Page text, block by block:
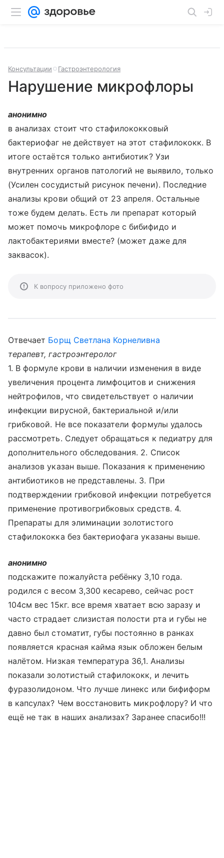
Консультации Гастроэнтерология
Нарушение микрофлоры
анонимно
в анализах стоит что стафилококковый
бактериофаг не действует на этот стафилококк. В
итоге остаётся только антибиотик? Узи
внутренних органов патологий не выявило, только
(Усилен сосудистый рисунок печени). Последние
анализы крови общий от 23 апреля. Остальные
тоже будем делать. Есть ли препарат который
может помочь микрофлоре с бибифидо и
лактобактериями вместе? (может даже для
заквасок).
К вопросу приложено фото
Отвечает Борщ Светлана Корнеливна
терапевт, гастроэнтеролог
1. В формуле крови в наличии изменения в виде
увеличения процента лимфоцитов и снижения
нейтрофилов, что свидетельствует о наличии
инфекции вирусной, бактериальной и/или
грибковой. Не все показатели формулы удалось
рассмотреть. Следует обращаться к педиатру для
дополнительного обследования. 2. Список
анализов указан выше. Показания к применению
антибиотиков не представлены. 3. При
подтверждении грибковой инфекции потребуется
применение противогрибковых средств. 4.
Препараты для элиминации золотистого
стафилококка без бактериофага указаны выше.
анонимно
подскажите пожалуйста ребёнку 3,10 года.
родился с весом 3,300 кесарево, сейчас рост
104см вес 15кг. все время хватает всю заразу и
часто страдает слизистая полости рта и губы не
давно был стоматит, губы постоянно в ранках
появляется красная кайма язык обложен белым
налётом. Низкая температура 36,1. Анализы
показали золотистый стафилококк, и лечить
фуразолидоном. Что лучше линекс или бифиформ
в капсулах? Чем восстановить микрофлору? И что
ещё не так в наших анализах? Заранее спасибо!!!